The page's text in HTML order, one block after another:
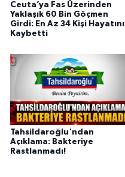
Ceuta’ya Fas Üzerinden
Yaklaşık 60 Bin Göçmen
Girdi: En Az 34 Kişi Hayatını
Kaybetti
Tahsildaroğlu'ndan
Açıklama: Bakteriye
Rastlanmadı!